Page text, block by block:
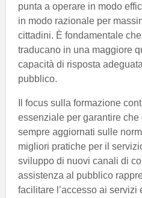
punta a operare in modo
in modo razionale per
cittadini. È fondamentale
traducano in una maggiore
capacità di risposta
pubblico.
Il focus sulla formazione
essenziale per garantire
sempre aggiornati sulle
migliori pratiche per il
sviluppo di nuovi canali di
assistenza al pubblico
facilitare l’accesso ai servizi